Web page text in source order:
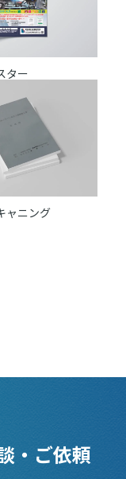
ター
ャニング
・ご依頼